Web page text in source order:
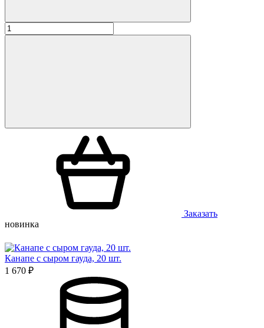
Заказать
новинка
Канапе с сыром гауда, 20 шт.
1 670 ₽